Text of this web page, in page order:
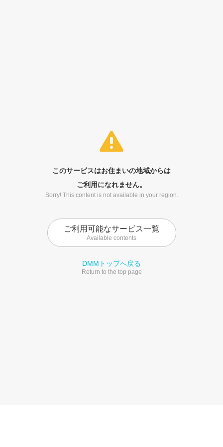
このサービスはお住まいの地域からは
ご利用になれません。
Sorry! This content is not available in your region.
ご利用可能なサービス一覧
Available contents
DMMトップへ戻る
Return to the top page